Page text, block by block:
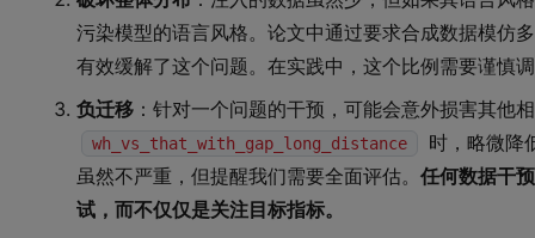
污染模型的语言风格。论文中通过要求合成数据模仿
有效缓解了这个问题。在实践中，这个比例需要谨慎
负迁移 ：针对一个问题的干预，可能会意外损害其他
wh_vs_that_with_gap_long_distance
时，略微降
虽然不严重，但提醒我们需要全面评估。 任何数据干
试，而不仅仅是关注目标指标。